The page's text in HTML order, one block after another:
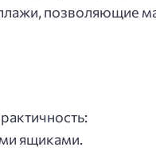
позволяющие
ящиками.